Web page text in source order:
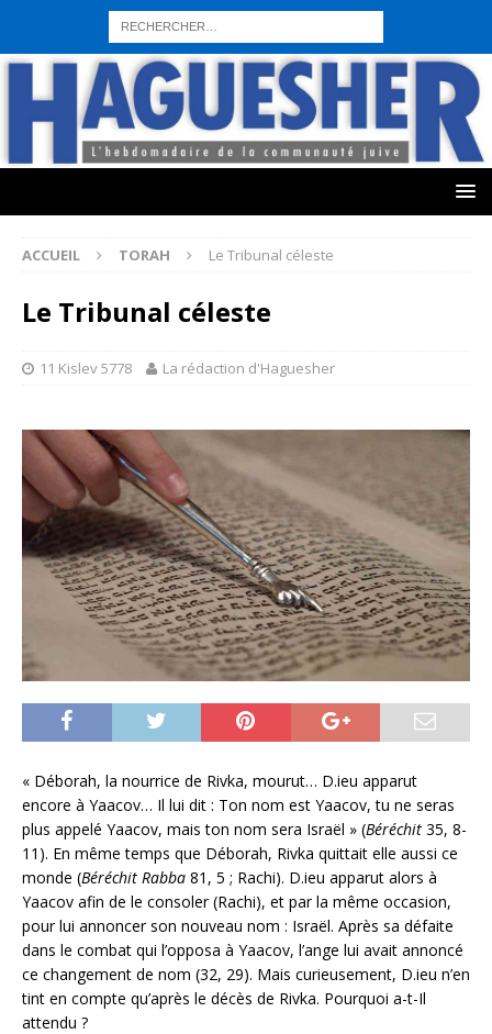
sohbet hattı numarası seks hattı numara istanbul escort bayanlar
sohbet hattı numaralar seks hattı numaralar"
numaraları sohbet hattı sex hattı telefonda seks numara sıcak sex
sohbet hattı canlı sohbet hatları sohbet numaraları
ucuz
sex sohbet hattı numaraları
yeni casino siteleri
ACCUEIL TORAH Le Tribunal céleste
Le Tribunal céleste
11 Kislev 5778 La rédaction d'Haguesher
« Déborah, la nourrice de Rivka, mourut… D.ieu apparut
encore à Yaacov… Il lui dit : Ton nom est Yaacov, tu ne seras
plus appelé Yaacov, mais ton nom sera Israël » (Béréchit 35, 8-
11). En même temps que Déborah, Rivka quittait elle aussi ce
monde (Béréchit Rabba 81, 5 ; Rachi). D.ieu apparut alors à
Yaacov afin de le consoler (Rachi), et par la même occasion,
pour lui annoncer son nouveau nom : Israël. Après sa défaite
dans le combat qui l’opposa à Yaacov, l’ange lui avait annoncé
ce changement de nom (32, 29). Mais curieusement, D.ieu n’en
tint en compte qu’après le décès de Rivka. Pourquoi a-t-Il
attendu ?